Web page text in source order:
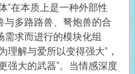
”在本质上是一种外部性
与多路路兽、弩炮兽的合
求而进行的模块化组
理解与爱所以变得强大”，
强大的武器”。当情感深度